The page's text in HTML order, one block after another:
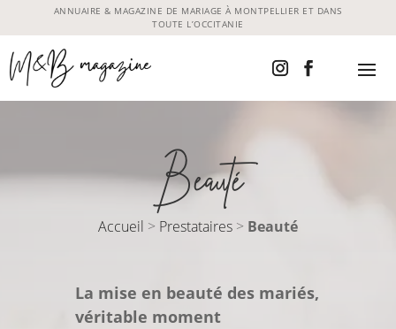
ANNUAIRE & MAGAZINE DE MARIAGE À MONTPELLIER ET DANS
TOUTE L’OCCITANIE
Beauté
Accueil > Prestataires> Beauté
La mise en beauté des mariés,
véritable moment